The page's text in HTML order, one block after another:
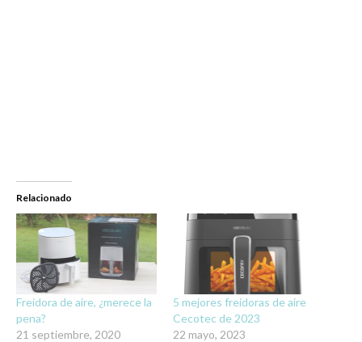
Relacionado
Freidora de aire, ¿merece la
pena?
21 septiembre, 2020
5 mejores freidoras de aire
Cecotec de 2023
22 mayo, 2023